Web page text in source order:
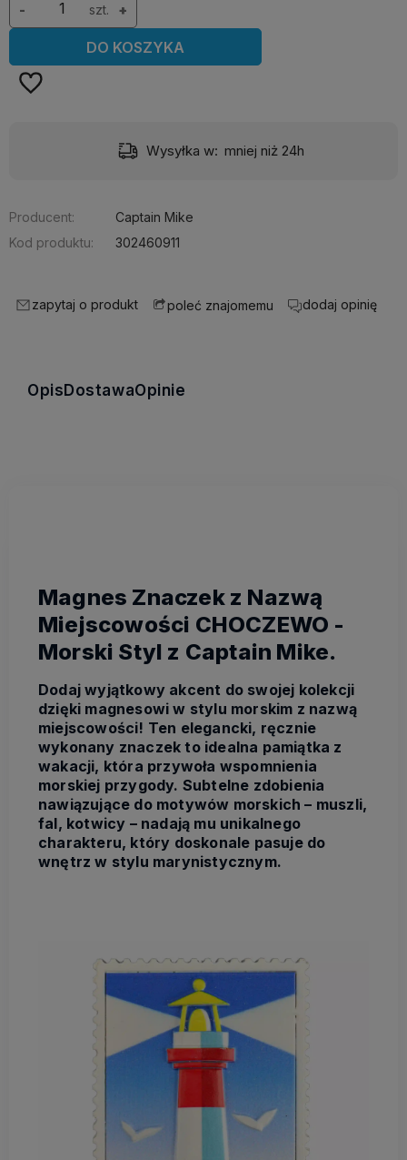
szt. +
-
DO KOSZYKA
Wysyłka w: mniej niż 24h
Producent:
Captain Mike
Kod produktu:
302460911
zapytaj o produkt poleć znajomemu dodaj opinię
Opis DostawaOpinie
Magnes Znaczek z Nazwą
Miejscowości CHOCZEWO -
Morski Styl z Captain Mike.
Dodaj wyjątkowy akcent do swojej kolekcji
dzięki magnesowi w stylu morskim z nazwą
miejscowości! Ten elegancki, ręcznie
wykonany znaczek to idealna pamiątka z
wakacji, która przywoła wspomnienia
morskiej przygody. Subtelne zdobienia
nawiązujące do motywów morskich – muszli,
fal, kotwicy – nadają mu unikalnego
charakteru, który doskonale pasuje do
wnętrz w stylu marynistycznym.